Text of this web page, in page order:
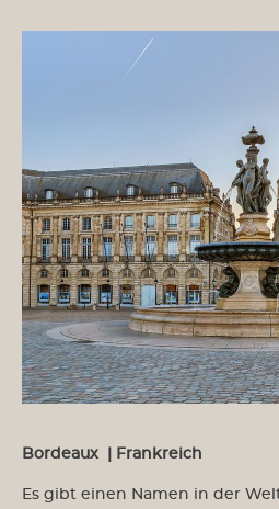
Bordeaux | Frankreich
Es gibt einen Namen in der